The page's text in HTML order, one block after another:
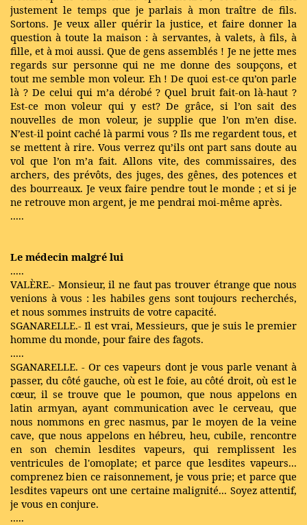
justement le temps que je parlais à mon traître de fils.
Sortons. Je veux aller quérir la justice, et faire donner la
question à toute la maison : à servantes, à valets, à fils, à
fille, et à moi aussi. Que de gens assemblés ! Je ne jette mes
regards sur personne qui ne me donne des soupçons, et
tout me semble mon voleur. Eh ! De quoi est-ce qu’on parle
là ? De celui qui m’a dérobé ? Quel bruit fait-on là-haut ?
Est-ce mon voleur qui y est? De grâce, si l’on sait des
nouvelles de mon voleur, je supplie que l’on m’en dise.
N’est-il point caché là parmi vous ? Ils me regardent tous, et
se mettent à rire. Vous verrez qu’ils ont part sans doute au
vol que l’on m’a fait. Allons vite, des commissaires, des
archers, des prévôts, des juges, des gênes, des potences et
des bourreaux. Je veux faire pendre tout le monde ; et si je
ne retrouve mon argent, je me pendrai moi-même après.
.....
Le médecin malgré lui
.....
VALÈRE.- Monsieur, il ne faut pas trouver étrange que nous
venions à vous : les habiles gens sont toujours recherchés,
et nous sommes instruits de votre capacité.
SGANARELLE.- Il est vrai, Messieurs, que je suis le premier
homme du monde, pour faire des fagots.
.....
SGANARELLE. - Or ces vapeurs dont je vous parle venant à
passer, du côté gauche, où est le foie, au côté droit, où est le
cœur, il se trouve que le poumon, que nous appelons en
latin armyan, ayant communication avec le cerveau, que
nous nommons en grec nasmus, par le moyen de la veine
cave, que nous appelons en hébreu, heu, cubile, rencontre
en son chemin lesdites vapeurs, qui remplissent les
ventricules de l'omoplate; et parce que lesdites vapeurs...
comprenez bien ce raisonnement, je vous prie; et parce que
lesdites vapeurs ont une certaine malignité... Soyez attentif,
je vous en conjure.
.....